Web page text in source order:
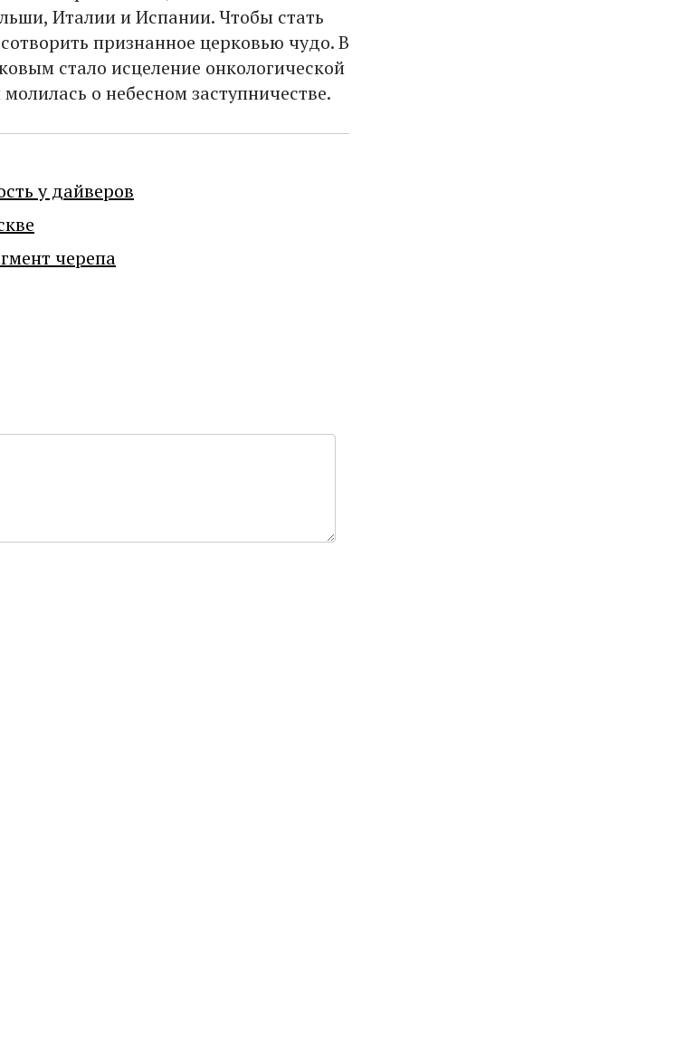
Италии и Испании. Чтобы стать
признанное церковью чудо. В
стало исцеление онкологической
о небесном заступничестве.
у дайверов
черепа